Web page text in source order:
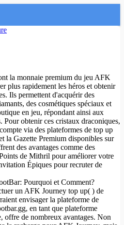
la monnaie premium du jeu AFK
plus rapidement les héros et obtenir
Ils permettent d'acquérir des
des cosmétiques spéciaux et
en jeu, répondant ainsi aux
Pour obtenir ces cristaux draconiques,
via des plateformes de top up
la Gazette Premium disponibles sur
des avantages comme des
de Mithril pour améliorer votre
Épiques pour recruter de
Pourquoi et Comment?
un AFK Journey top up( ) de
envisager la plateforme de
en tant que plateforme
offre de nombreux avantages. Non